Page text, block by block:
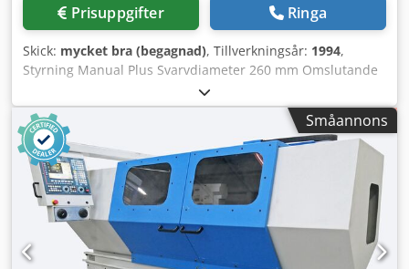
Prisuppgifter Ringa
Skick: mycket bra (begagnad), Tillverkningsår: 1994,
Styrning Manual Plus Svarvdiameter 260 mm Omslutande
diameter 475 mm Spetsavstånd 1000 mm Svarvlängd 880
mm Dwsdpfxot T T Urj Ah Doa Spindelvarvtal 3.000 min⁻¹ 4-
positioners verktygshållare Dubbdocka
Småannons